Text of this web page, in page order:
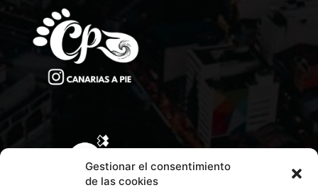
Gestionar el consentimiento
de las cookies